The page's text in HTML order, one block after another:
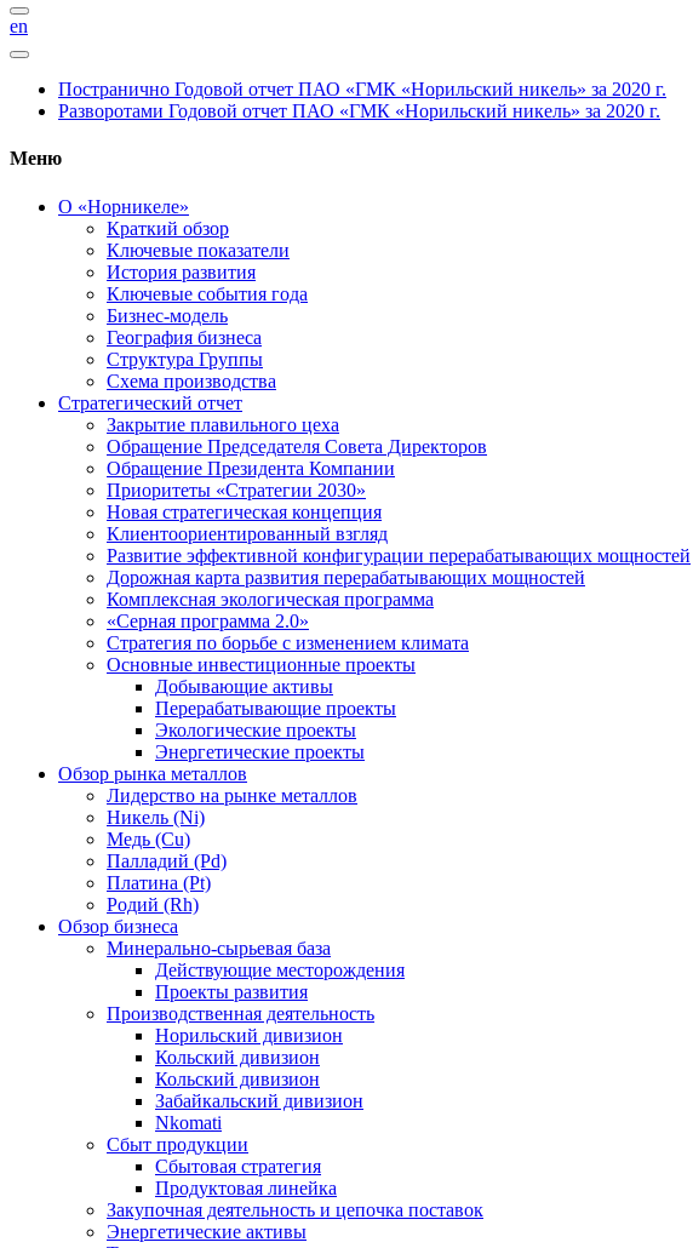
en
Постранично Годовой отчет ПАО «ГМК «Норильский никель» за 2020 г.
Разворотами Годовой отчет ПАО «ГМК «Норильский никель» за 2020 г.
Меню
О «Норникеле»
Краткий обзор
Ключевые показатели
История развития
Ключевые события года
Бизнес-модель
География бизнеса
Структура Группы
Схема производства
Стратегический отчет
Закрытие плавильного цеха
Обращение Председателя Совета Директоров
Обращение Президента Компании
Приоритеты «Стратегии 2030»
Новая стратегическая концепция
Клиентоориентированный взгляд
Развитие эффективной конфигурации перерабатывающих мощностей
Дорожная карта развития перерабатывающих мощностей
Комплексная экологическая программа
«Серная программа 2.0»
Стратегия по борьбе с изменением климата
Основные инвестиционные проекты
Добывающие активы
Перерабатывающие проекты
Экологические проекты
Энергетические проекты
Обзор рынка металлов
Лидерство на рынке металлов
Никель (Ni)
Медь (Cu)
Палладий (Pd)
Платина (Pt)
Родий (Rh)
Обзор бизнеса
Минерально-сырьевая база
Действующие месторождения
Проекты развития
Производственная деятельность
Норильский дивизион
Кольский дивизион
Кольский дивизион
Забайкальский дивизион
Nkomati
Сбыт продукции
Сбытовая стратегия
Продуктовая линейка
Закупочная деятельность и цепочка поставок
Энергетические активы